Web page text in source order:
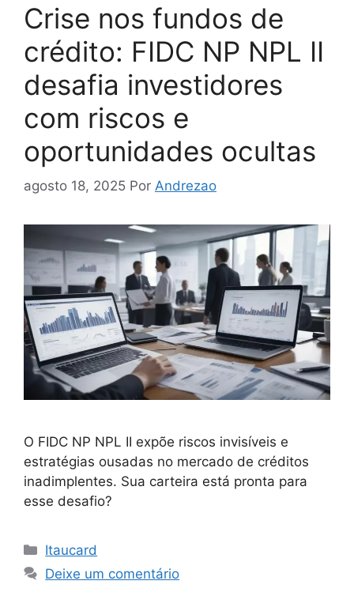
Crise nos fundos de
crédito: FIDC NP NPL II
desafia investidores
com riscos e
oportunidades ocultas
agosto 18, 2025 Por Andrezao
O FIDC NP NPL II expõe riscos invisíveis e
estratégias ousadas no mercado de créditos
inadimplentes. Sua carteira está pronta para
esse desafio?
Categorias
Itaucard
Deixe um comentário